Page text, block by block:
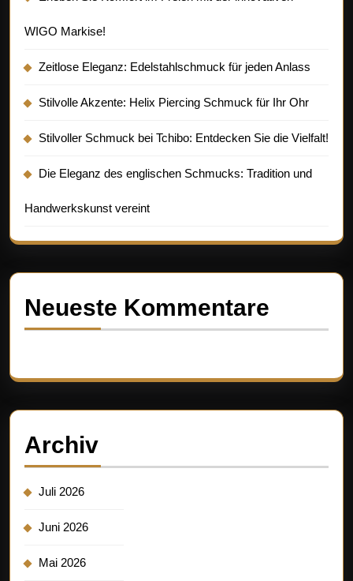
WIGO Markise!
Zeitlose Eleganz: Edelstahlschmuck für jeden Anlass
Stilvolle Akzente: Helix Piercing Schmuck für Ihr Ohr
Stilvoller Schmuck bei Tchibo: Entdecken Sie die Vielfalt!
Die Eleganz des englischen Schmucks: Tradition und
Handwerkskunst vereint
Neueste Kommentare
Archiv
Juli 2026
Juni 2026
Mai 2026